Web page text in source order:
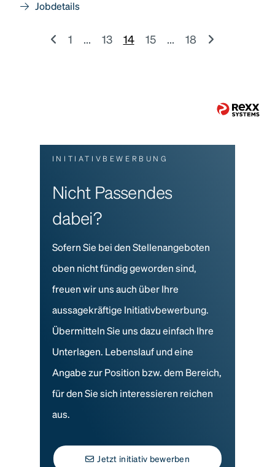
Jobdetails
1 ... 13 14 15 ... 18
INITIATIVBEWERBUNG
Nicht Passendes
dabei?
Sofern Sie bei den Stellenangeboten
oben nicht fündig geworden sind,
freuen wir uns auch über Ihre
aussagekräftige Initiativbewerbung.
Übermitteln Sie uns dazu einfach Ihre
Unterlagen. Lebenslauf und eine
Angabe zur Position bzw. dem Bereich,
für den Sie sich interessieren reichen
aus.
Jetzt initiativ bewerben